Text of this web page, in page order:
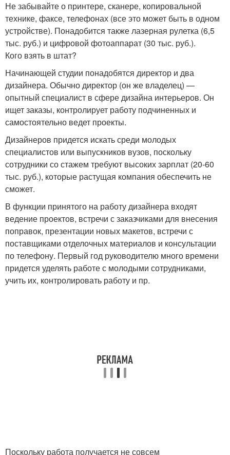
Не забывайте о прин­тере, сканере, копировальной
технике, факсе, телефонах (все это может быть в одном
устройстве). Понадобится также лазерная рулетка (6,5
тыс. руб.) и цифровой фотоаппарат (30 тыс. руб.).
Кого взять в штат?
Начинающей студии понадобятся директор и два
дизайнера. Обычно директор (он же владелец) —
опытный специалист в сфере дизайна интерьеров. Он
ищет заказы, контролирует работу подчиненных и
самостоятельно ведет проекты.
Дизайнеров придется искать среди молодых
специалистов или выпускников вузов, поскольку
сотрудники со стажем требуют высоких зарплат (20-60
тыс. руб.), которые растущая компания обеспечить не
сможет.
В функции принятого на работу дизайнера входят
ведение проектов, встречи с заказчиками для внесения
поправок, презентации новых макетов, встречи с
поставщиками отделочных материалов и консультации
по телефону. Первый год руководителю много времени
придется уделять работе с молодыми сотрудниками,
учить их, контролировать работу и пр.
Поскольку работа получается не совсем